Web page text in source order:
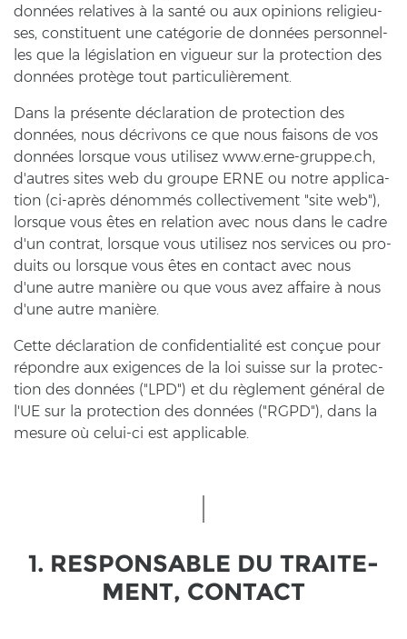
données re­la­ti­ves à la santé ou aux opi­ni­ons re­li­gieu­
ses, con­sti­tu­ent une catégorie de données per­son­nel­
les que la législation en vi­gueur sur la pro­tec­tion des
données protège tout particulièrement.
Dans la présente déclaration de pro­tec­tion des
données, nous décrivons ce que nous fai­sons de vos
données lorsque vous uti­li­sez www.erne-​gruppe.ch,
d'autres sites web du grou­pe ERNE ou notre ap­pli­ca­
ti­on (ci-​après dénommés coll­ec­ti­vement "site web"),
lorsque vous êtes en re­la­ti­on avec nous dans le cadre
d'un cont­rat, lorsque vous uti­li­sez nos ser­vices ou pro­
duits ou lorsque vous êtes en con­tact avec nous
d'une autre manière ou que vous avez af­fai­re à nous
d'une autre manière.
Cette déclaration de confidentialité est conçue pour
répondre aux exi­gen­ces de la loi suis­se sur la pro­tec­
tion des données ("LPD") et du règlement général de
l'UE sur la pro­tec­tion des données ("RGPD"), dans la
me­su­re où celui-​ci est ap­pli­ca­ble.
1. RE­SPONSA­BLE DU TRAI­TE­
MENT, CON­TACT